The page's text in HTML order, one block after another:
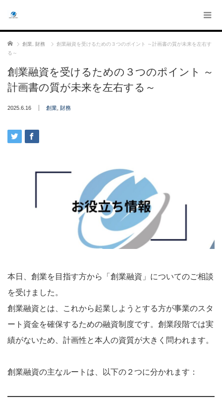
ホーム 創業 財務
創業融資を受けるための３つのポイント ～計画書の質が未来を左右す
る～
創業融資を受けるための３つのポイント ～
計画書の質が未来を左右する～
2025.6.16 創業 財務
本日、創業を目指す方から「創業融資」についてのご相談
を受けました。
創業融資とは、これから起業しようとする方が事業のスタ
ート資金を確保するための融資制度です。創業段階では実
績がないため、計画性と本人の資質が大きく問われます。
創業融資の主なルートは、以下の２つに分かれます：